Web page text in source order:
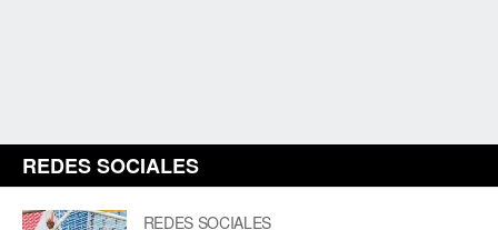
REDES SOCIALES
REDES SOCIALES